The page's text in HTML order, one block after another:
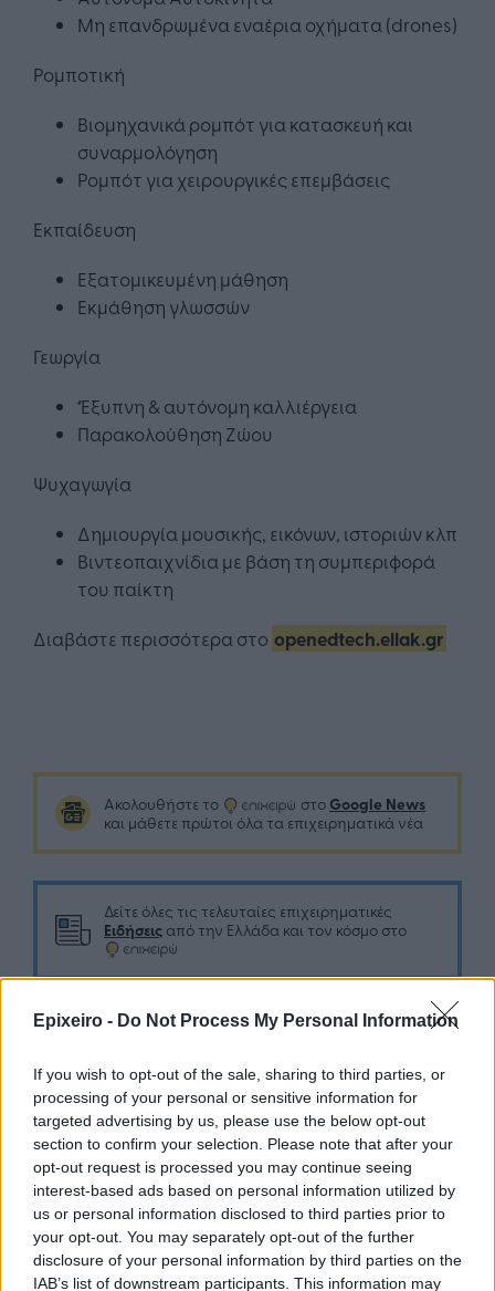
Epixeiro - Do Not Process My Personal Information
If you wish to opt-out of the sale, sharing to third parties, or
processing of your personal or sensitive information for
targeted advertising by us, please use the below opt-out
section to confirm your selection. Please note that after your
opt-out request is processed you may continue seeing
interest-based ads based on personal information utilized by
us or personal information disclosed to third parties prior to
your opt-out. You may separately opt-out of the further
disclosure of your personal information by third parties on the
IAB’s list of downstream participants. This information may
Μη επανδρωμένα εναέρια οχήματα (drones)
Ρομποτική
Βιομηχανικά ρομπότ για κατασκευή και
συναρμολόγηση
Ρομπότ για χειρουργικές επεμβάσεις
Εκπαίδευση
Εξατομικευμένη μάθηση
Εκμάθηση γλωσσών
Γεωργία
‘Έξυπνη & αυτόνομη καλλιέργεια
Παρακολούθηση Ζώου
Ψυχαγωγία
Δημιουργία μουσικής, εικόνων, ιστοριών κλπ
Βιντεοπαιχνίδια με βάση τη συμπεριφορά
του παίκτη
Διαβάστε περισσότερα στο openedtech.ellak.gr
Ακολουθήστε το στο Google News
και μάθετε πρώτοι όλα τα επιχειρηματικά νέα
Δείτε όλες τις τελευταίες επιχειρηματικές
Ειδήσεις από την Ελλάδα και τον κόσμο στο
Σχολιάστε
... σχόλια | Κάνε click για να σχολιάσεις